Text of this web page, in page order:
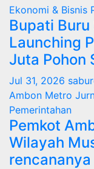
Ekonomi & Bisnis
Bupati
Launching
Juta Pohon
Jul 31, 2026
Ambon Metro
Pemerintahan
Pemkot
Wilayah